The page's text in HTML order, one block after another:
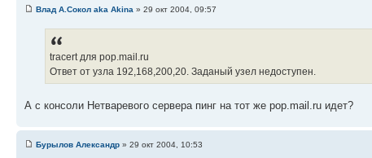
Влад А.Сокол aka Akina » 29 окт 2004, 09:57
tracert для pop.mail.ru
Ответ от узла 192,168,200,20. Заданый узел недоступен.
А с консоли Нетваревого сервера пинг на тот же pop.mail.ru идет?
Бурылов Александр » 29 окт 2004, 10:53